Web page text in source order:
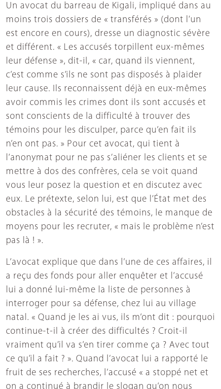
Un avocat du barreau de Kigali, impliqué dans au
moins trois dossiers de « transférés » (dont l’un
est encore en cours), dresse un diagnostic sévère
et différent. « Les accusés torpillent eux-mêmes
leur défense », dit-il, « car, quand ils viennent,
c’est comme s’ils ne sont pas disposés à plaider
leur cause. Ils reconnaissent déjà en eux-mêmes
avoir commis les crimes dont ils sont accusés et
sont conscients de la difficulté à trouver des
témoins pour les disculper, parce qu’en fait ils
n’en ont pas. » Pour cet avocat, qui tient à
l’anonymat pour ne pas s’aliéner les clients et se
mettre à dos des confrères, cela se voit quand
vous leur posez la question et en discutez avec
eux. Le prétexte, selon lui, est que l’État met des
obstacles à la sécurité des témoins, le manque de
moyens pour les recruter, « mais le problème n’est
pas là ! ».
L’avocat explique que dans l’une de ces affaires, il
a reçu des fonds pour aller enquêter et l’accusé
lui a donné lui-même la liste de personnes à
interroger pour sa défense, chez lui au village
natal. « Quand je les ai vus, ils m’ont dit : pourquoi
continue-t-il à créer des difficultés ? Croit-il
vraiment qu’il va s’en tirer comme ça ? Avec tout
ce qu’il a fait ? ». Quand l’avocat lui a rapporté le
fruit de ses recherches, l’accusé « a stoppé net et
on a continué à brandir le slogan qu’on nous